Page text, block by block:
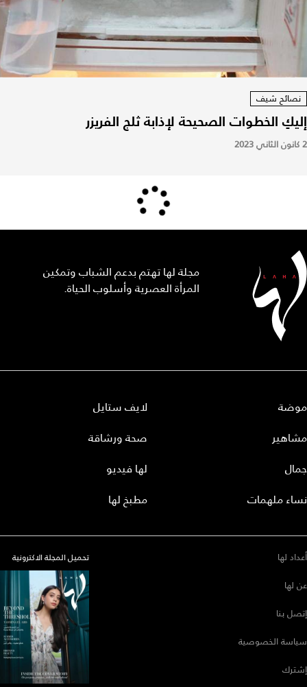
نصائح شيف
إليكِ الخطوات الصحيحة لإذابة ثلج الفريزر
2 كانون الثاني 2023
مجلة لها تهتم بدعم الشباب وتمكين
المرأة العصرية وأسلوب الحياة.
موضة
مشاهير
جمال
نساء ملهمات
لايف ستايل
صحة ورشاقة
لها فيديو
مطبخ لها
أعداد لها
عن لها
إتصل بنا
سياسة الخصوصية
إشترك
تحميل المجلة الاكترونية